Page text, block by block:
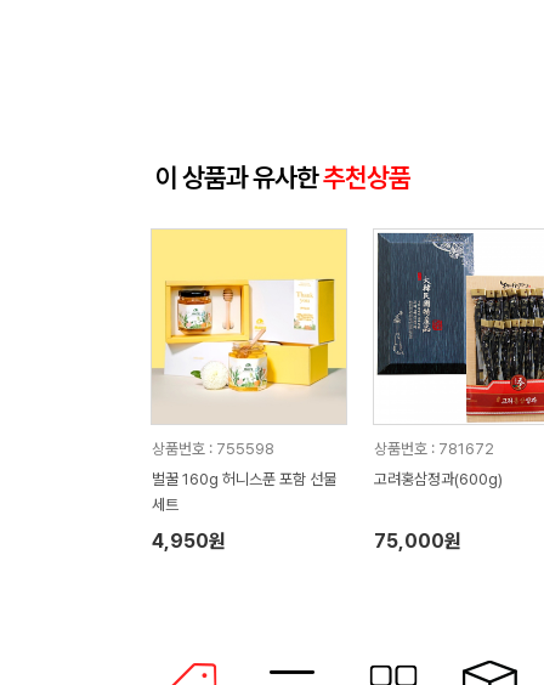
이 상품과 유사한추천상품
상품번호 : 755598
벌꿀 160g 허니스푼 포함 선물
세트
4,950원
상품번호 : 781672
고려홍삼정과(600g)
75,000원